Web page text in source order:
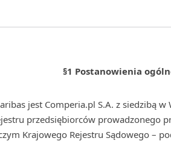
§1 Postanowienia
jest Comperia.pl S.A. z siedzibą
przedsiębiorców prowadzonego
Krajowego Rejestru Sądowego –